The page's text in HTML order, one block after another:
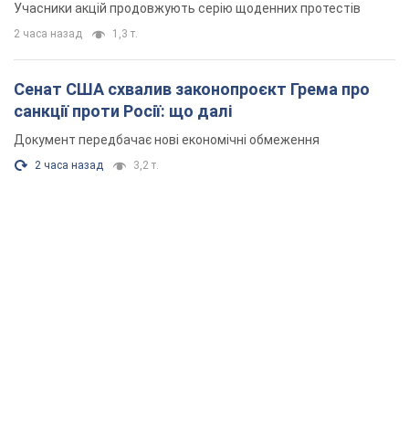
Учасники акцій продовжують серію щоденних протестів
2 часа назад 1,3 т.
Сенат США схвалив законопроєкт Грема про
санкції проти Росії: що далі
Документ передбачає нові економічні обмеження
2 часа назад 3,2 т.